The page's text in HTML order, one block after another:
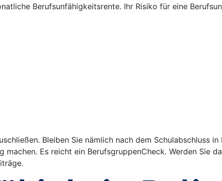
Berufsunfähigkeitsrente. Ihr Risiko für eine
Bleiben Sie nämlich nach dem Schulabschluss
machen. Es reicht ein BerufsgruppenCheck. Werden Sie